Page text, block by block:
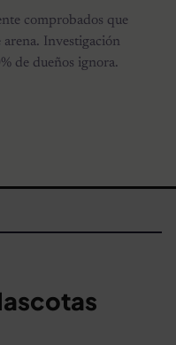
comprobados que
arena. Investigación
de dueños ignora.